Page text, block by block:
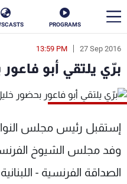
PROGRAMS
27 Sep 2016
13:59 PM
برّي يلتقي أبو
إستقبل رئيس مجلس
وفد مجلس الشيوخ
الصداقة الفرنسية -
en
الأخبار
سياسة
إقتصاد